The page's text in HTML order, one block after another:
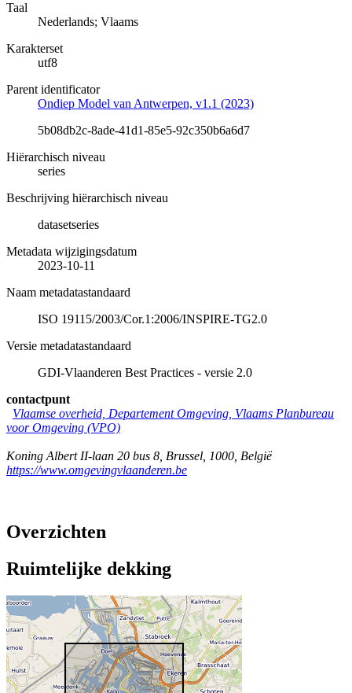
Taal
Nederlands; Vlaams
Karakterset
utf8
Parent identificator
Ondiep Model van Antwerpen, v1.1 (2023)
5b08db2c-8ade-41d1-85e5-92c350b6a6d7
Hiërarchisch niveau
series
Beschrijving hiërarchisch niveau
datasetseries
Metadata wijzigingsdatum
2023-10-11
Naam metadatastandaard
ISO 19115/2003/Cor.1:2006/INSPIRE-TG2.0
Versie metadatastandaard
GDI-Vlaanderen Best Practices - versie 2.0
contactpunt
Vlaamse overheid, Departement Omgeving, Vlaams Planbureau
voor Omgeving (VPO)
Koning Albert II-laan 20 bus 8 Brussel 1000 België
https://www.omgevingvlaanderen.be
Overzichten
Ruimtelijke dekking